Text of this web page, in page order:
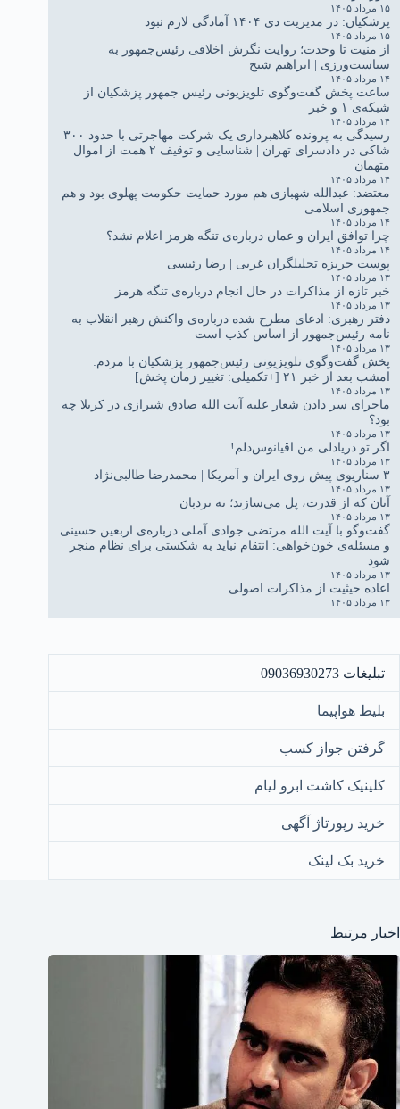
۱۵ مرداد ۱۴۰۵
پزشکیان: در مدیریت دی ۱۴۰۴ آمادگی لازم نبود
۱۵ مرداد ۱۴۰۵
از منیت تا وحدت؛ روایت نگرش اخلاقی رئیس‌جمهور به
سیاست‌ورزی | ابراهیم شیخ
۱۴ مرداد ۱۴۰۵
ساعت پخش گفت‌وگوی تلویزیونی رئیس جمهور پزشکیان از
شبکه‌ی ۱ و خبر
۱۴ مرداد ۱۴۰۵
رسیدگی به پرونده کلاهبرداری یک شرکت مهاجرتی با حدود ۳۰۰
شاکی در دادسرای تهران | شناسایی و توقیف ۲ همت از اموال
متهمان
۱۴ مرداد ۱۴۰۵
معتضد: عبدالله شهبازی هم مورد حمایت حکومت پهلوی بود و هم
جمهوری اسلامی
۱۴ مرداد ۱۴۰۵
چرا توافق ایران و عمان درباره‌ی تنگه هرمز اعلام نشد؟
۱۴ مرداد ۱۴۰۵
پوست خربزه تحلیلگران غربی | رضا رئیسی
۱۳ مرداد ۱۴۰۵
خبر تازه از مذاکرات در حال انجام درباره‌ی تنگه هرمز
۱۳ مرداد ۱۴۰۵
دفتر رهبری: ادعای مطرح شده درباره‌ی واکنش رهبر انقلاب به
نامه رئیس‌جمهور از اساس کذب است
۱۳ مرداد ۱۴۰۵
پخش گفت‌وگوی تلویزیونی رئیس‌جمهور پزشکیان با مردم:
امشب بعد از خبر ۲۱ [+تکمیلی: تغییر زمان پخش]
۱۳ مرداد ۱۴۰۵
ماجرای سر دادن شعار علیه آیت الله صادق شیرازی در کربلا چه
بود؟
۱۳ مرداد ۱۴۰۵
اگر تو دریادلی من اقیانوس‌دلم!
۱۳ مرداد ۱۴۰۵
۳ سناریوی پیش روی ایران و آمریکا | محمدرضا طالبی‌نژاد
۱۳ مرداد ۱۴۰۵
آنان که از قدرت، پل می‌سازند؛ نه نردبان
۱۳ مرداد ۱۴۰۵
گفت‌وگو با آیت الله مرتضی جوادی آملی درباره‌ی اربعین حسینی
و مسئله‌ی خون‌خواهی: انتقام نباید به شکستی برای نظام منجر
شود
۱۳ مرداد ۱۴۰۵
اعاده حیثیت از مذاکرات اصولی
۱۳ مرداد ۱۴۰۵
تبلیغات 09036930273
بلیط هواپیما
گرفتن جواز کسب
کلینیک کاشت ابرو لیام
خرید رپورتاژ آگهی
خرید بک لینک
اخبار مرتبط